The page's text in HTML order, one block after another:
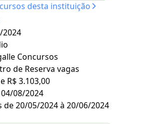
desta instituição
2024
Concursos
de Reserva vagas
R$ 3.103,00
08/2024
de 20/05/2024 à 20/06/2024